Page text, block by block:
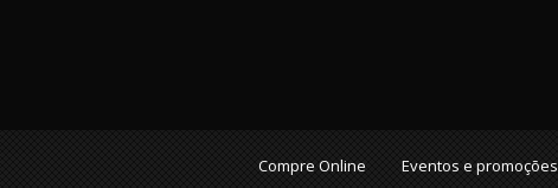
Compre Online Eventos e promoções